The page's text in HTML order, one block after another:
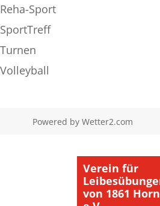
Reha-Sport
SportTreff
Turnen
Volleyball
Powered byWetter2.com
Verein für
von 1861